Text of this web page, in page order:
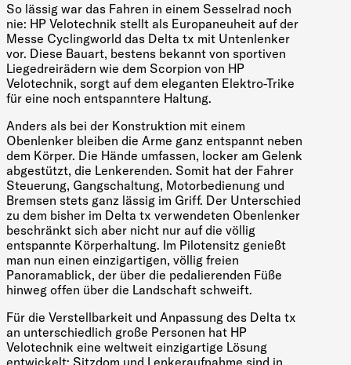
So lässig war das Fahren in einem Sesselrad noch
nie: HP Velotechnik stellt als Europaneuheit auf der
Messe Cyclingworld das Delta tx mit Untenlenker
vor. Diese Bauart, bestens bekannt von sportiven
Liegedreirädern wie dem Scorpion von HP
Velotechnik, sorgt auf dem eleganten Elektro-Trike
für eine noch entspanntere Haltung.
Anders als bei der Konstruktion mit einem
Obenlenker bleiben die Arme ganz entspannt neben
dem Körper. Die Hände umfassen, locker am Gelenk
abgestützt, die Lenkerenden. Somit hat der Fahrer
Steuerung, Gangschaltung, Motorbedienung und
Bremsen stets ganz lässig im Griff. Der Unterschied
zu dem bisher im Delta tx verwendeten Obenlenker
beschränkt sich aber nicht nur auf die völlig
entspannte Körperhaltung. Im Pilotensitz genießt
man nun einen einzigartigen, völlig freien
Panoramablick, der über die pedalierenden Füße
hinweg offen über die Landschaft schweift.
Für die Verstellbarkeit und Anpassung des Delta tx
an unterschiedlich große Personen hat HP
Velotechnik eine weltweit einzigartige Lösung
entwickelt: Sitzdom und Lenkeraufnahme sind in